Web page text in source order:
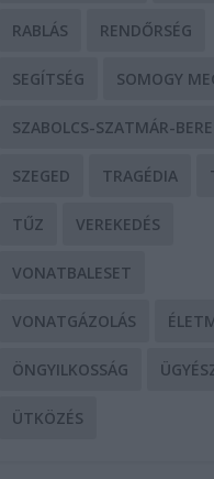
RABLÁS RENDŐRSÉG
SEGÍTSÉG SOMOGY
SZABOLCS-SZATMÁR-
SZEGED TRAGÉDIA
TŰZ VEREKEDÉS
VONATBALESET
VONATGÁZOLÁS
ÖNGYILKOSSÁG
ÜTKÖZÉS